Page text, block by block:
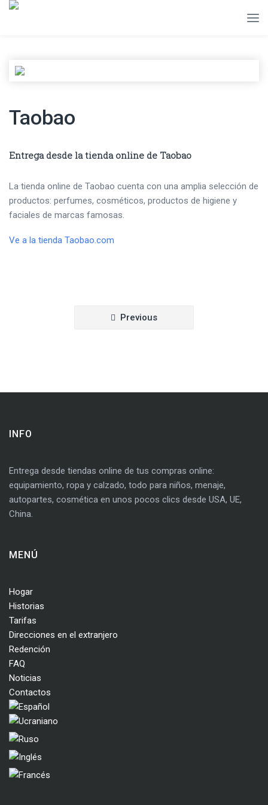
Taobao
Entrega desde la tienda online de Taobao
La tienda online de Taobao cuenta con una amplia selección de
productos: perfumes, cosméticos, productos de higiene y
faciales de marcas famosas.
Ve a la tienda Taobao.com
Navegación Previous
INFO
Entrega desde tiendas online de tus compras online:
equipamiento, ropa y calzado, todo para niños, menaje,
autopartes, cosmética en unos pocos clics desde USA, UE,
China.
MENÚ
Hogar
Historias
Tarifas
Direcciones en el extranjero
Redención
FAQ
Noticias
Contactos